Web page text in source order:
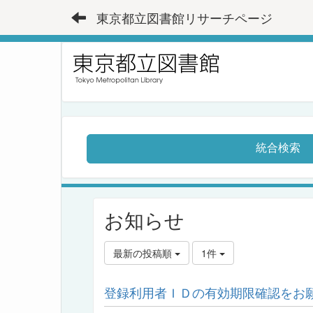
東京都立図書館リサーチページ
統合検索
お知らせ
最新の投稿順 1件
登録利用者ＩＤの有効期限確認をお